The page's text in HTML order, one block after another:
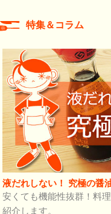
特集＆コラム
液だれしない！ 究極の醤
安くても機能性抜群！料
紹介します。